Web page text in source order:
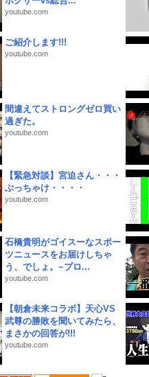
youtube.com
ご紹介します!!!
youtube.com
間違えてストロングゼロ買い
過ぎた。
youtube.com
【緊急対談】宮迫さん・・・
ぶっちゃけ・・・・
youtube.com
石橋貴明がゴイスーなスポー
ツニュースをお届けしちゃ
う、でしょ。~プロ...
youtube.com
【朝倉未来コラボ】天心VS
武尊の勝敗を聞いてみたら、
まさかの回答が!!!
youtube.com